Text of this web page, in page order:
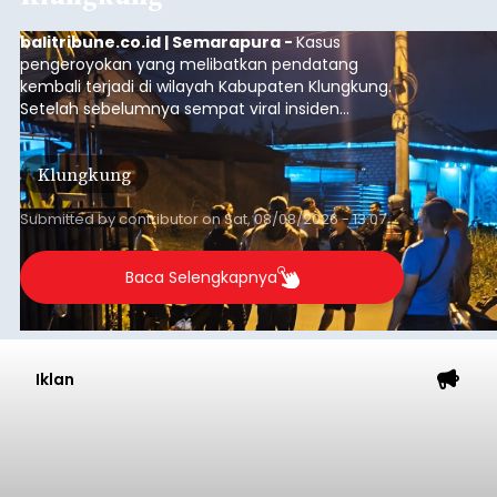
balitribune.co.id | Semarapura -Kasus
pengeroyokan yang melibatkan pendatang
kembali terjadi di wilayah Kabupaten Klungkung.
Setelah sebelumnya sempat viral insiden
keributan di barat Pasar Galiran, peristiwa serupa
kini menimpa seorang pemuda asal Kabupaten
Sumba Barat Daya (SBD), Nusa Tenggara Timur
(NTT).
Klungkung
Submitted bycontributoronSat, 08/08/2026 - 13:07
Baca Selengkapnya
Iklan